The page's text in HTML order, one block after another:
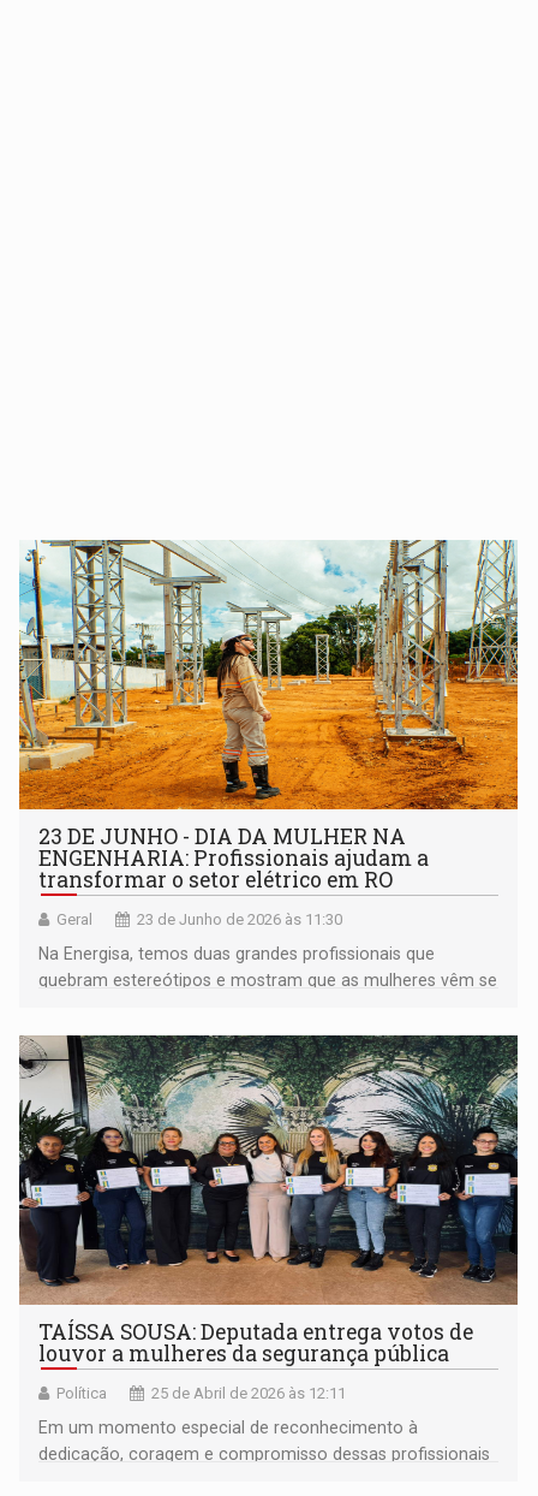
23 DE JUNHO - DIA DA MULHER NA
ENGENHARIA: Profissionais ajudam a
transformar o setor elétrico em RO
Geral 23 de Junho de 2026 às 11:30
Na Energisa, temos duas grandes profissionais que
quebram estereótipos e mostram que as mulheres vêm se
masculinas
TAÍSSA SOUSA: Deputada entrega votos de
louvor a mulheres da segurança pública
Política 25 de Abril de 2026 às 12:11
Em um momento especial de reconhecimento à
dedicação, coragem e compromisso dessas profissionais